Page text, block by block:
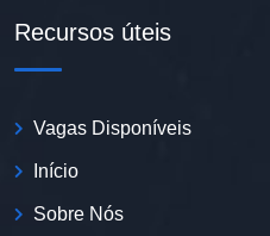
Recursos úteis
Vagas Disponíveis
Início
Sobre Nós